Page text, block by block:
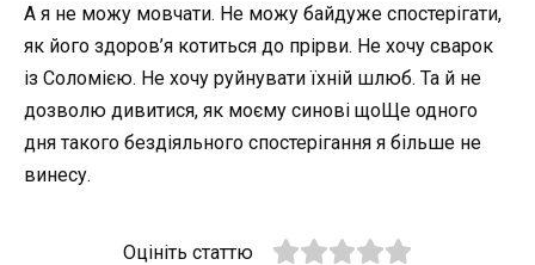
А я не можу мовчати. Не можу байдуже спостерігати,
як його здоров’я котиться до прірви. Не хочу сварок
із Соломією. Не хочу руйнувати їхній шлюб. Та й не
дозволю дивитися, як моєму синові щоЩе одного
дня такого бездіяльного спостерігання я більше не
винесу.
Оцініть статтю